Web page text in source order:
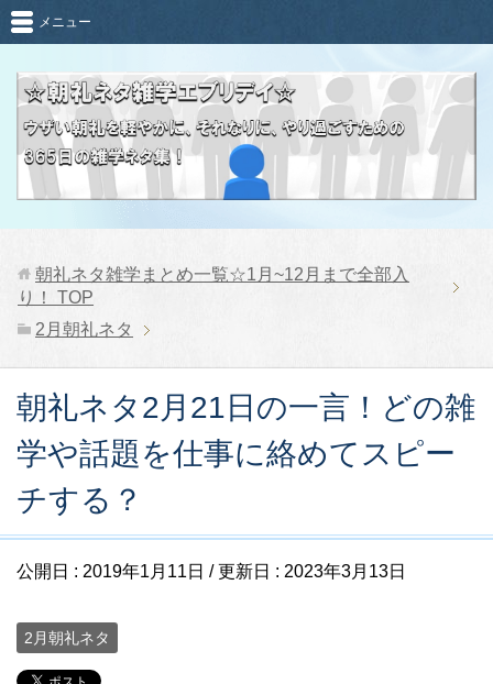
メニュー
朝礼ネタ雑学まとめ一覧☆1月~12月まで全部入
り！
TOP
2月朝礼ネタ
朝礼ネタ2月21日の一言！どの雑
学や話題を仕事に絡めてスピー
チする？
公開日 : 2019年1月11日 / 更新日 : 2023年3月13日
2月朝礼ネタ